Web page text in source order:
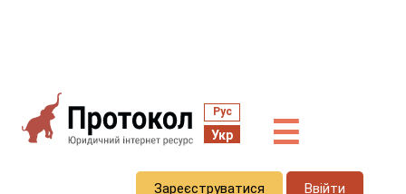
Рус
Укр ☰
Зареєструватися Ввійти